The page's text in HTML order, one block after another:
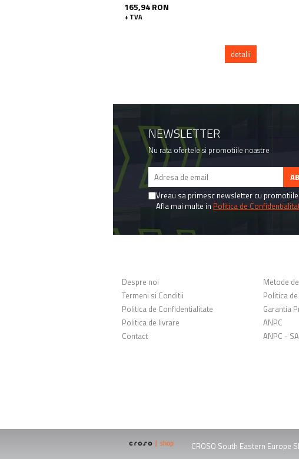
165,94 RON
+ TVA
detalii
NEWSLETTER
Nu rata ofertele si promotiile noastre
Vreau sa primesc newsletter cu
Afla mai multe in Politica de
Despre noi
Termeni si Conditii
Politica de Confidentialitate
Politica de livrare
Contact
Metode
Politica
Garantia
ANPC
ANPC -
 CROSO South Eastern Europe